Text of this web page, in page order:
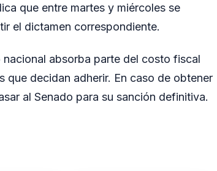
que entre martes y miércoles se
el dictamen correspondiente.
absorba parte del costo fiscal
que decidan adherir. En caso de obtener
al Senado para su sanción definitiva.